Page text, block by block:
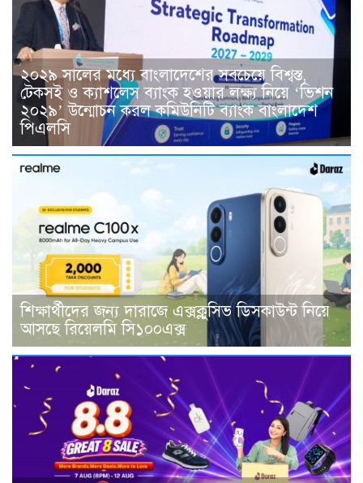
২০২৯ সালের মধ্যে বাংলাদেশের সবচেয়ে বিশ্বস্ত,
টেকসই ও ক্যাশলেস ব্যাংক হওয়ার লক্ষ্য নিয়ে ‘ভিশন
২০২৯’ উন্মোচন করল কমিউনিটি ব্যাংক বাংলাদেশ
পিএলসি
শিক্ষার্থীদের জন্য দারাজে এক্সক্লুসিভ ডিসকাউন্ট নিয়ে
আসছে রিয়েলমি সি১০০এক্স